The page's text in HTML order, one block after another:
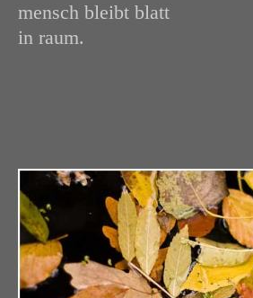
mensch bleibt blatt
in raum.